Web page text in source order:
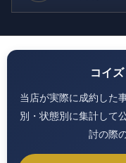
コイ
当店が実際に成約した
別・状態別に集計して
討の際